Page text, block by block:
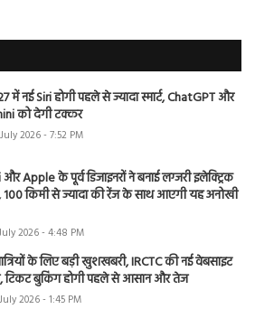
में नई Siri होगी पहले से ज्यादा स्मार्ट, ChatGPT और
को देगी टक्कर
2026 - 7:52 PM
Apple के पूर्व डिजाइनरों ने बनाई लग्जरी इलेक्ट्रिक
100 किमी से ज्यादा की रेंज के साथ आएगी यह अनोखी
2026 - 4:48 PM
के लिए बड़ी खुशखबरी, IRCTC की नई वेबसाइट
टिकट बुकिंग होगी पहले से आसान और तेज
2026 - 1:45 PM